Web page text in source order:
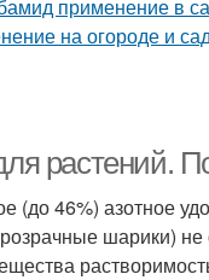
растений.
(до 46%) азотное
шарики)